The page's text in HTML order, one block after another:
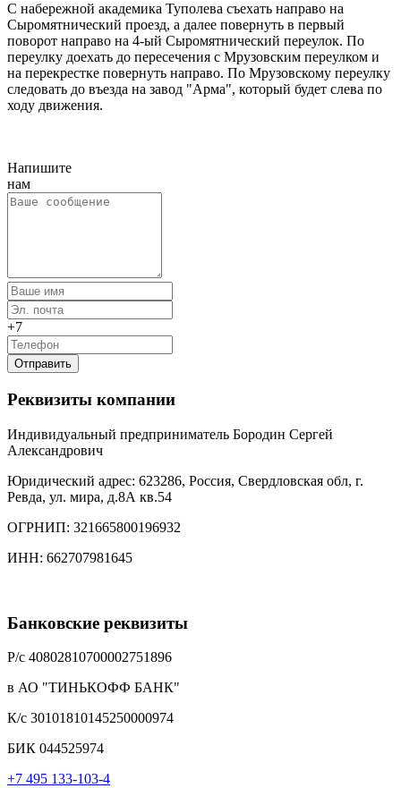
С набережной академика Туполева съехать направо на
Сыромятнический проезд, а далее повернуть в первый
поворот направо на 4-ый Сыромятнический переулок. По
переулку доехать до пересечения с Мрузовским переулком и
на перекрестке повернуть направо. По Мрузовскому переулку
следовать до въезда на завод "Арма", который будет слева по
ходу движения.
Напишите
нам
+7
Отправить
Реквизиты компании
Индивидуальный предприниматель Бородин Сергей
Александрович
Юридический адрес: 623286, Россия, Свердловская обл, г.
Ревда, ул. мира, д.8А кв.54
ОГРНИП: 321665800196932
ИНН: 662707981645
Банковские реквизиты
Р/c 40802810700002751896
в АО "ТИНЬКОФФ БАНК"
К/с 30101810145250000974
БИК 044525974
+7 495 133-103-4